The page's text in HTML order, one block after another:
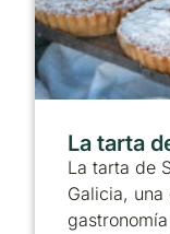
La tarta
La tarta de
Galicia,